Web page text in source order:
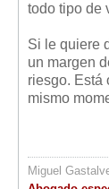
todo tipo de
Si le quiere
un margen
riesgo. Está
mismo
Miguel